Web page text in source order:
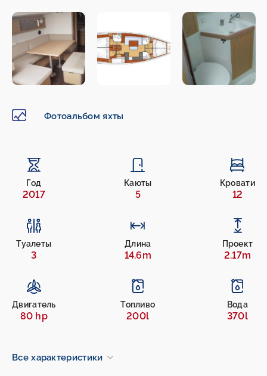
Фотоальбом яхты
Год
2017
Каюты
5
Кровати
12
Туалеты
3
Длина
14.6m
Проект
2.17m
Двигатель
80 hp
Топливо
200l
Вода
370l
Все характеристики